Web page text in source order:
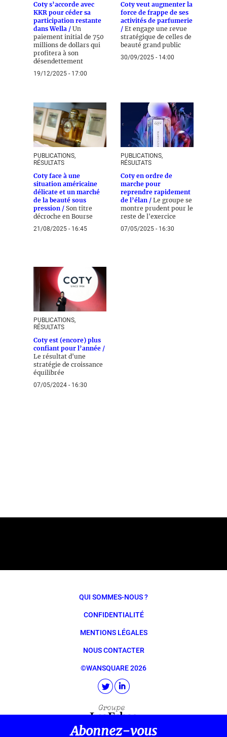
Coty s’accorde avec
KKR pour céder sa
participation restante
dans Wella / Un
paiement initial de 750
millions de dollars qui
profitera à son
désendettement
19/12/2025 - 17:00
Coty veut augmenter la
force de frappe de ses
activités de parfumerie
/ Et engage une revue
stratégique de celles de
beauté grand public
30/09/2025 - 14:00
PUBLICATIONS,
RÉSULTATS
Coty face à une
situation américaine
délicate et un marché
de la beauté sous
pression / Son titre
décroche en Bourse
21/08/2025 - 16:45
PUBLICATIONS,
RÉSULTATS
Coty en ordre de
marche pour
reprendre rapidement
de l’élan / Le groupe se
montre prudent pour le
reste de l'exercice
07/05/2025 - 16:30
PUBLICATIONS,
RÉSULTATS
Coty est (encore) plus
confiant pour l’année /
Le résultat d'une
stratégie de croissance
équilibrée
07/05/2024 - 16:30
QUI SOMMES-NOUS ?
CONFIDENTIALITÉ
MENTIONS LÉGALES
NOUS CONTACTER
©WANSQUARE 2026
Abonnez-vous